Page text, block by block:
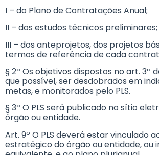
I – do Plano de Contratações Anual;
II – dos estudos técnicos
III – dos anteprojetos, dos projetos
termos de referência de cada
§ 2º Os objetivos dispostos no art. 3º
que possível, ser desdobrados em
metas, e monitorados pelo PLS.
§ 3º O PLS será publicado no sítio
órgão ou entidade.
Art. 9º O PLS deverá estar vinculado
estratégico do órgão ou entidade, ou